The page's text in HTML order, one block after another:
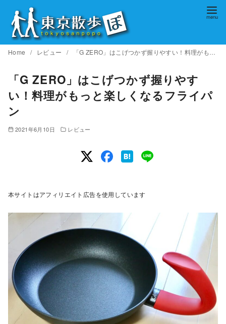
ンHome レビュー 「G ZERO」はこげつかず握りやすい！料理がもっと楽しくなるフライパン
「G ZERO」はこげつかず握りやす
い！料理がもっと楽しくなるフライパ
ン
2021年6月10日 レビュー
本サイトはアフィリエイト広告を使用しています